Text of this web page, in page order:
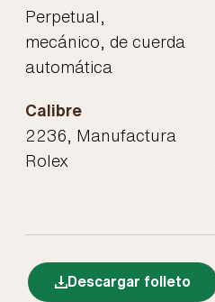
Perpetual,
mecánico, de cuerda
automática
Calibre
2236, Manufactura
Rolex
Descargar folleto